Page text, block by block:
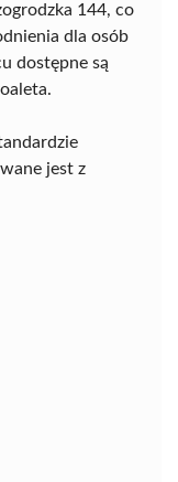
144, co
dla osób
dostępne są
jest z